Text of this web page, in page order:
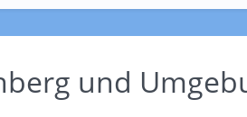
und